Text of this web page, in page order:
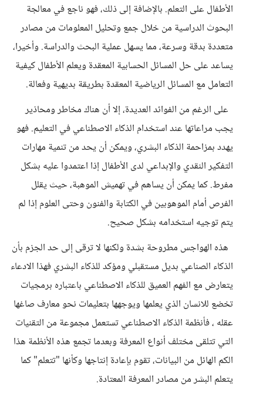
الأطفال على التعلم. بالإضافة إلى ذلك، فهو ناجع في معالجة
البحوث الدراسية من خلال جمع وتحليل المعلومات من مصادر
متعددة بدقة وسرعة، مما يسهل عملية البحث والدراسة. وأخيرا،
يساعد على حل المسائل الحسابية المعقدة ويعلم الأطفال كيفية
التعامل مع المسائل الرياضية المعقدة بطريقة بديهية وفعالة.
على الرغم من الفوائد العديدة، إلا أن هناك مخاطر ومحاذير
يجب مراعاتها عند استخدام الذكاء الاصطناعي في التعليم. فهو
يهدد بمزاحمة الذكاء البشري، ويمكن أن يحد من تنمية مهارات
التفكير النقدي والإبداعي لدى الأطفال إذا اعتمدوا عليه بشكل
مفرط. كما يمكن أن يساهم في تهميش الموهبة، حيث يقلل
الفرص أمام الموهوبين في الكتابة والفنون وحتى العلوم إذا لم
يتم توجيه استخدامه بشكل صحيح.
هذه الهواجس مطروحة بشدة ولكنها لا ترقى إلى حد الجزم بأن
الذكاء الصناعي بديل مستقبلي ومؤكد للذكاء البشري فهذا الادعاء
يتعارض مع الفهم العميق للذكاء الاصطناعي باعتباره برمجيات
تخضع للانسان الذي يعلمها ويوجهها بتعليمات نحو معارف صاغها
عقله ، فأنظمة الذكاء الاصطناعي تستعمل مجموعة من التقنيات
التي تتلقى مختلف أنواع المعرفة وبعدما تجمع هذه الأنظمة هذا
الكم الهائل من البيانات، تقوم بإعادة إنتاجها وكأنها "تتعلم" كما
يتعلم البشر من مصادر المعرفة المعتادة.